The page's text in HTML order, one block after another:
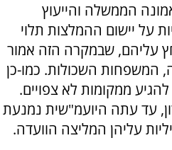
הממשלה והייעוץ
על יישום ההמלצות תלוי
עליהם, שבמקרה הזה אמור
המשפחות השכולות. כמו-כן
ממקומות לא צפויים.
עד עתה היועמ"שית נמנעת
עליהן המליצה הוועדה.